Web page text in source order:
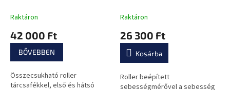
Raktáron
42 000 Ft
BŐVEBBEN
Összecsukható roller
tárcsafékkel, első és hátsó
Raktáron
26 300 Ft
Kosárba
Roller beépített
sebességmérővel a sebesség